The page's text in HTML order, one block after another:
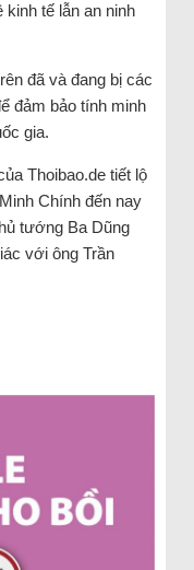
kinh tế lẫn an ninh
đã và đang bị các
đảm bảo tính minh
gia.
Thoibao.de tiết lộ
Chính đến nay
tướng Ba Dũng
với ông Trần